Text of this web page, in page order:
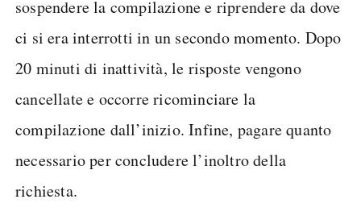
sospendere la compilazione e riprendere da dove
ci si era interrotti in un secondo momento. Dopo
20 minuti di inattività, le risposte vengono
cancellate e occorre ricominciare la
compilazione dall’inizio. Infine, pagare quanto
necessario per concludere l’inoltro della
richiesta.